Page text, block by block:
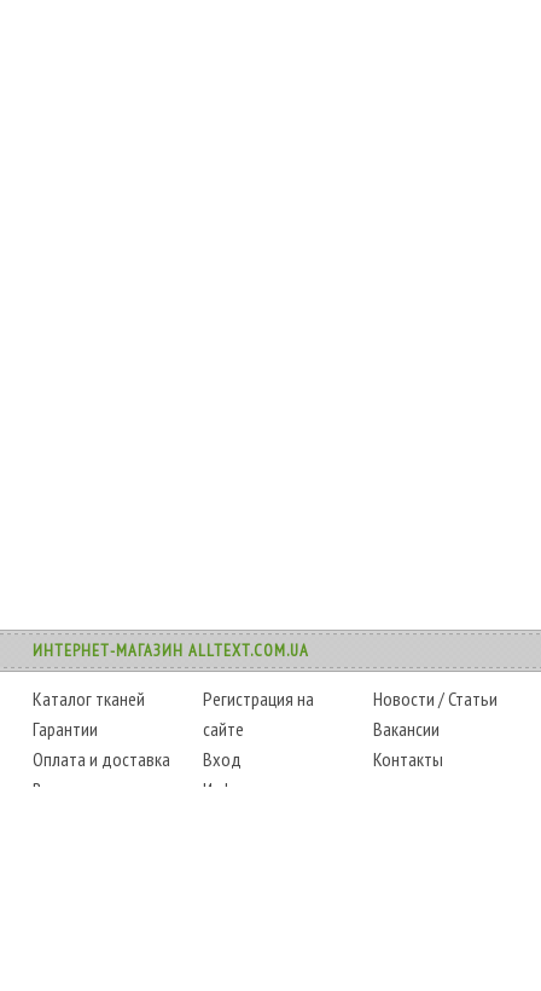
ИНТЕРНЕТ-МАГАЗИН ALLTEXT.COM.UA
Каталог тканей
Гарантии
Оплата и доставка
Возврат товара
Регистрация на
сайте
Вход
Информация
Новости /Статьи
Вакансии
Контакты